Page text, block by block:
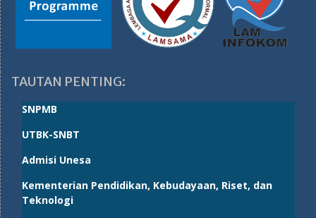
TAUTAN PENTING:
SNPMB
UTBK-SNBT
Admisi Unesa
Kementerian Pendidikan, Kebudayaan, Riset, dan
Teknologi